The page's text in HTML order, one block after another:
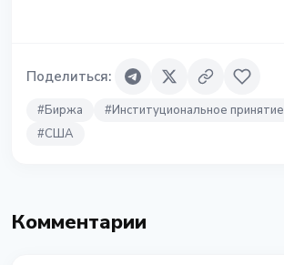
Поделиться:
#Биржа #Институциональное принятие
#США
Комментарии